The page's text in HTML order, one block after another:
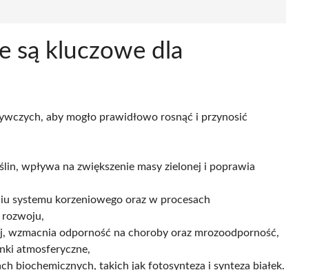
są kluczowe dla
aby mogło prawidłowo rosnąć i przynosić
wpływa na zwiększenie masy zielonej i poprawia
systemu korzeniowego oraz w procesach
rozwoju,
wzmacnia odporność na choroby oraz mrozoodporność,
atmosferyczne,
biochemicznych, takich jak fotosynteza i synteza białek.